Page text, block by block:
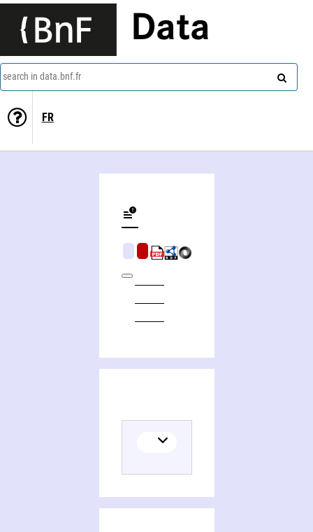
Data
search in data.bnf.fr
FR